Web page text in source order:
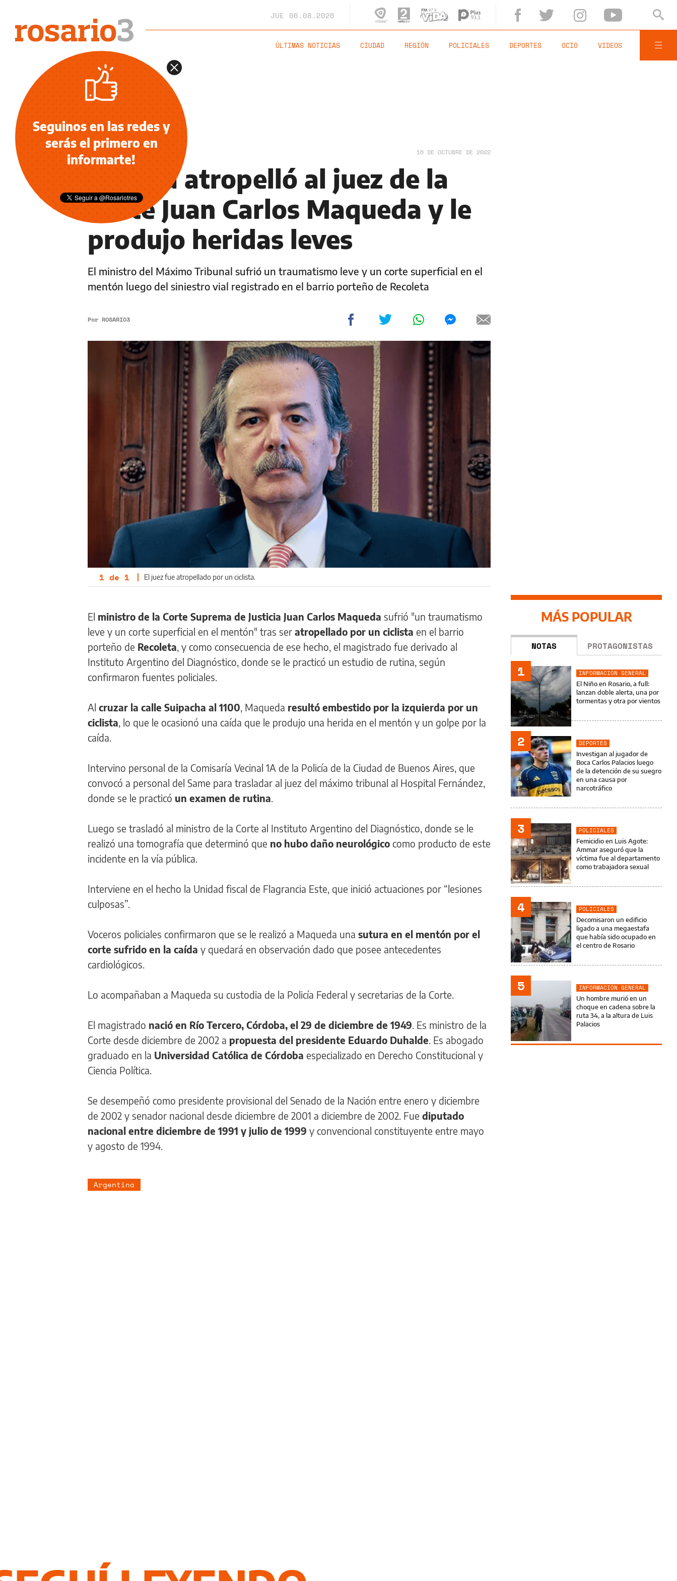
JUE 06.08.2026
ÚLTIMAS NOTICIAS CIUDAD REGIÓN POLICIALES DEPORTES OCIO VIDEOS
INFORMACIÓN GENERAL 16 DE OCTUBRE DE 2022
Ciclista atropelló al juez de la
Corte Juan Carlos Maqueda y le
produjo heridas leves
El ministro del Máximo Tribunal sufrió un traumatismo leve y un corte superficial en el
mentón luego del siniestro vial registrado en el barrio porteño de Recoleta
Por ROSARIO3
1 de 1 | El juez fue atropellado por un ciclista.
El ministro de la Corte Suprema de Justicia Juan Carlos Maqueda sufrió "un traumatismo
leve y un corte superficial en el mentón" tras ser atropellado por un ciclista en el barrio
porteño de Recoleta , y como consecuencia de ese hecho, el magistrado fue derivado al
Instituto Argentino del Diagnóstico, donde se le practicó un estudio de rutina, según
confirmaron fuentes policiales.
Al cruzar la calle Suipacha al 1100 , Maqueda resultó embestido por la izquierda por un
ciclista , lo que le ocasionó una caída que le produjo una herida en el mentón y un golpe por la
caída.
Intervino personal de la Comisaría Vecinal 1A de la Policía de la Ciudad de Buenos Aires, que
convocó a personal del Same para trasladar al juez del máximo tribunal al Hospital Fernández,
donde se le practicó un examen de rutina
Luego se trasladó al ministro de la Corte al Instituto Argentino del Diagnóstico, donde se le
realizó una tomografía que determinó que no hubo daño neurológico como producto de este
incidente en la vía pública.
Interviene en el hecho la Unidad fiscal de Flagrancia Este, que inició actuaciones por “lesiones
culposas”.
Voceros policiales confirmaron que se le realizó a Maqueda una sutura en el mentón por el
corte sufrido en la caída y quedará en observación dado que posee antecedentes
cardiológicos.
Lo acompañaban a Maqueda su custodia de la Policía Federal y secretarias de la Corte.
El magistrado nació en Río Tercero, Córdoba, el 29 de diciembre de 1949 . Es ministro de la
Corte desde diciembre de 2002 a propuesta del presidente Eduardo Duhalde . Es abogado
graduado en la Universidad Católica de Córdoba especializado en Derecho Constitucional y
Ciencia Política.
Se desempeñó como presidente provisional del Senado de la Nación entre enero y diciembre
de 2002 y senador nacional desde diciembre de 2001 a diciembre de 2002. Fue diputado
nacional entre diciembre de 1991 y julio de 1999 y convencional constituyente entre mayo
y agosto de 1994.
Argentina
MÁS POPULAR
NOTAS PROTAGONISTAS
1
INFORMACIÓN GENERAL
El Niño en Rosario, a full:
lanzan doble alerta, una por
tormentas y otra por vientos
2
DEPORTES
Investigan al jugador de
Boca Carlos Palacios luego
de la detención de su suegro
en una causa por
narcotráfico
3
POLICIALES
Femicidio en Luis Agote:
Ammar aseguró que la
víctima fue al departamento
como trabajadora sexual
4
POLICIALES
Decomisaron un edificio
ligado a una megaestafa
que había sido ocupado en
el centro de Rosario
5
INFORMACIÓN GENERAL
Un hombre murió en un
choque en cadena sobre la
ruta 34, a la altura de Luis
Palacios
Seguinos en las redes y
serás el primero en
informarte!